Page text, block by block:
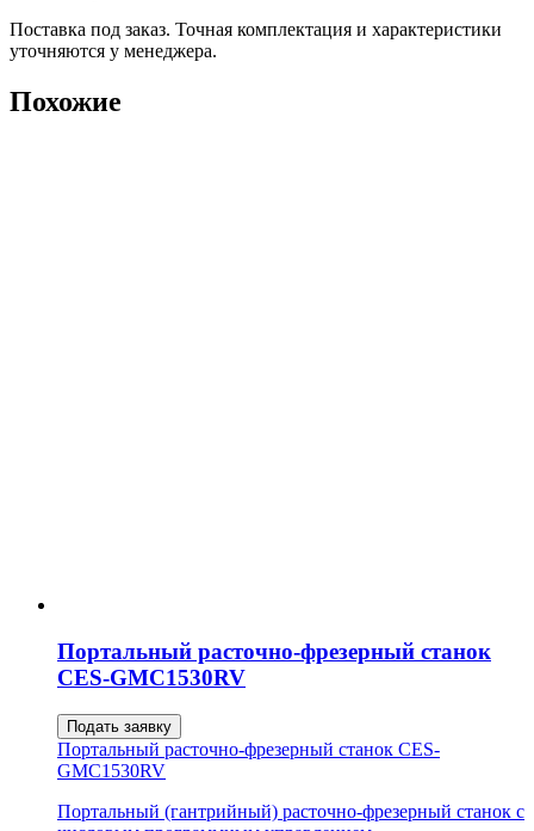
Поставка под заказ. Точная комплектация и характеристики
уточняются у менеджера.
Похожие
Портальный расточно-фрезерный станок
CES-GMC1530RV
Подать заявку
Портальный расточно-фрезерный станок CES-
GMC1530RV
Портальный (гантрийный) расточно-фрезерный станок с